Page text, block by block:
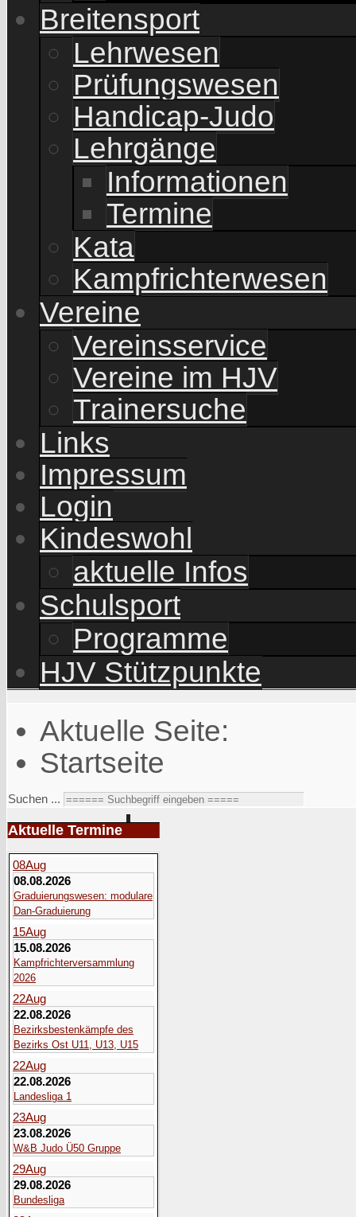
Breitensport
Lehrwesen
Prüfungswesen
Handicap-Judo
Lehrgänge
Informationen
Termine
Kata
Kampfrichterwesen
Vereine
Vereinsservice
Vereine im HJV
Trainersuche
Links
Impressum
Login
Kindeswohl
aktuelle Infos
Schulsport
Programme
HJV Stützpunkte
Aktuelle Seite:
Startseite
Suchen ...
Aktuelle Termine
08Aug
08.08.2026
Graduierungswesen: modulare
Dan-Graduierung
15Aug
15.08.2026
Kampfrichterversammlung
2026
22Aug
22.08.2026
Bezirksbestenkämpfe des
Bezirks Ost U11, U13, U15
22Aug
22.08.2026
Landesliga 1
23Aug
23.08.2026
W&B Judo Ü50 Gruppe
29Aug
29.08.2026
Bundesliga